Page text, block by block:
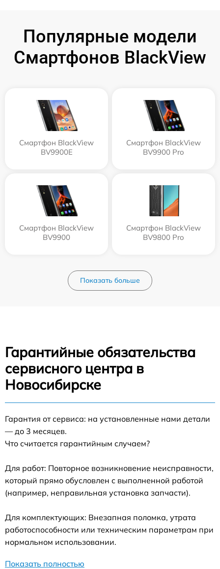
Популярные модели
Смартфонов BlackView
Смартфон BlackView
BV9900E
Смартфон BlackView
BV9900 Pro
Смартфон BlackView
BV9900
Смартфон BlackView
BV9800 Pro
Показать больше
Гарантийные обязательства
сервисного центра в
Новосибирске
Гарантия от сервиса: на установленные нами детали
— до 3 месяцев.
Что считается гарантийным случаем?
Для работ: Повторное возникновение неисправности,
который прямо обусловлен с выполненной работой
(например, неправильная установка запчасти).
Для комплектующих: Внезапная поломка, утрата
работоспособности или техническим параметрам при
нормальном использовании.
Показать полностью